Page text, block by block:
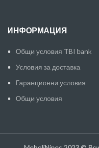
ИНФОРМАЦИЯ
Общи условия TBI bank
Условия за доставка
Гаранционни условия
Общи условия